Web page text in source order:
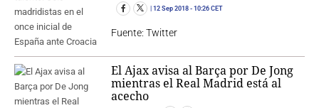
12 Sep 2018 - 10:26 CET
Fuente: Twitter
El Ajax avisa al Barça por De Jong
mientras el Real Madrid está al
acecho